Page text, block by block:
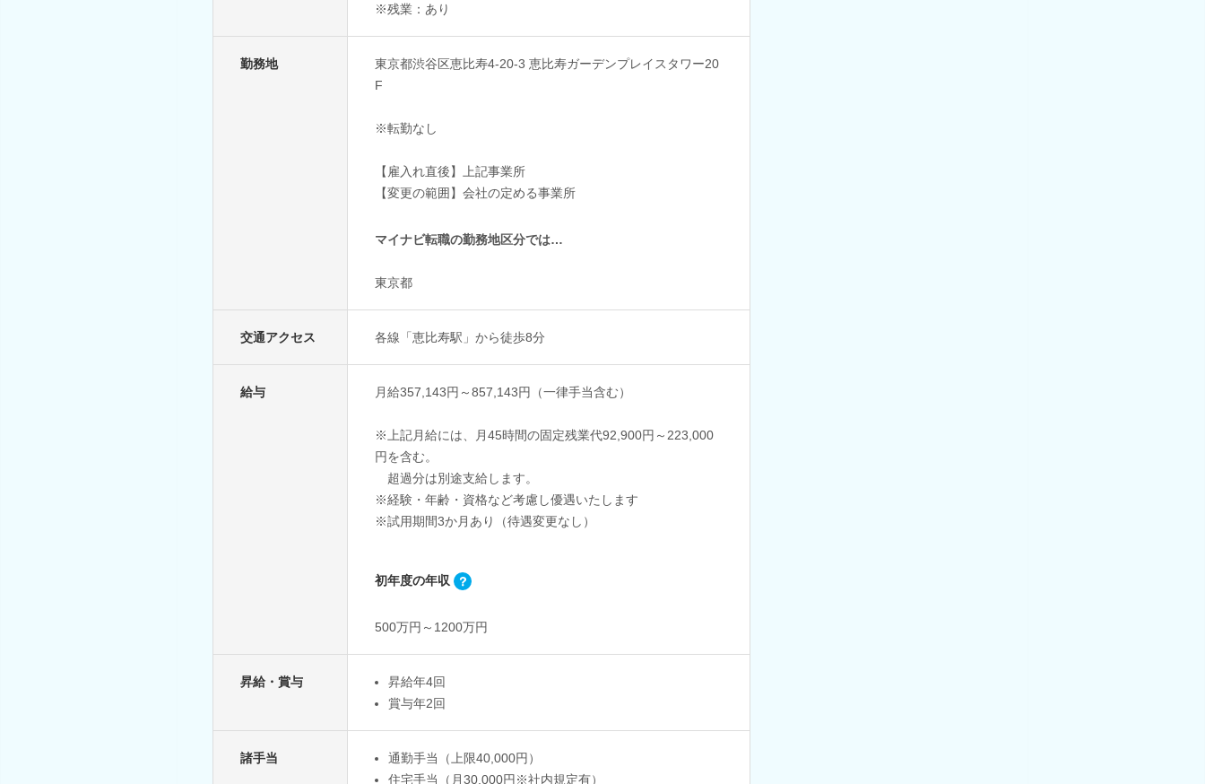
※残業：あり
勤務地
東京都渋谷区恵比寿4-20-3 恵比寿ガーデンプレイスタワー20
F
※転勤なし
【雇入れ直後】上記事業所
【変更の範囲】会社の定める事業所
マイナビ転職の勤務地区分では…
東京都
交通アクセス 各線「恵比寿駅」から徒歩8分
給与 月給357,143円～857,143円（一律手当含む）
※上記月給には、月45時間の固定残業代92,900円～223,000
円を含む。
超過分は別途支給します。
※経験・年齢・資格など考慮し優遇いたします
※試用期間3か月あり（待遇変更なし）
初年度の年収
500万円～1200万円
昇給・賞与
昇給年4回
賞与年2回
諸手当
通勤手当（上限40,000円）
住宅手当（月30,000円※社内規定有）